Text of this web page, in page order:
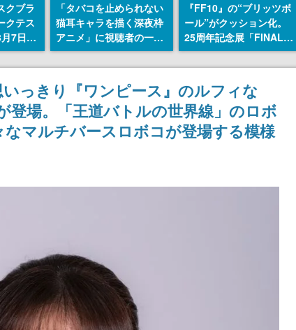
クブラ
クテス
7日22
イトの
認可
月21
「タバコを止められない
猫耳キャラを描く深夜枠
アニメ」に視聴者の一部
から批判意見。違法薬物
の使用と思しき描写も含
めて、BPOが議論を交わ
す
『FF10』の“ブリッツボ
ール”がクッション化。
25周年記念展「FINAL
FANTASY X MUSEUM-
幻光の記憶-」のグッズ情
っきり『ワンピース』のルフィな
登場。「王道バトルの世界線」のロボ
マルチバースロボコが登場する模様